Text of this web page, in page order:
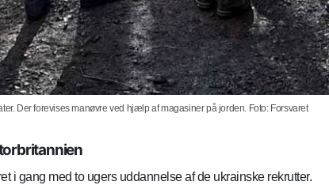
Der forevises manøvre ved hjælp af magasiner på jorden. Foto: Forsvaret
i gang med to ugers uddannelse af de ukrainske rekrutter.